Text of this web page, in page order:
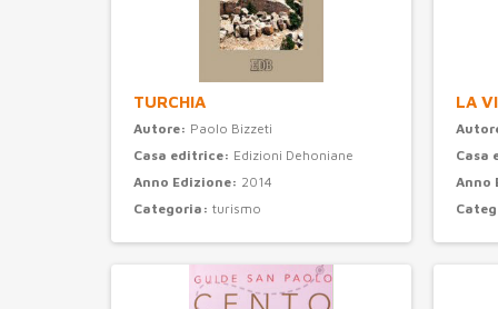
TURCHIA
Autore: Paolo Bizzeti
Casa editrice: Edizioni Dehoniane
Anno Edizione: 2014
Categoria: turismo
LA
Casa
Anno